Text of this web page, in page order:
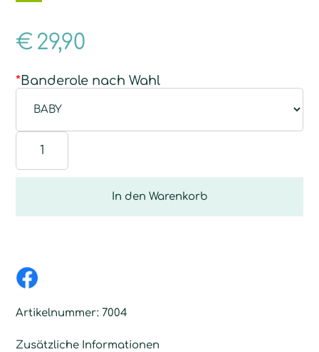
€ 29,90
* Banderole nach Wahl
BAD
In den Warenkorb
Artikelnummer:7004
Zusätzliche Informationen